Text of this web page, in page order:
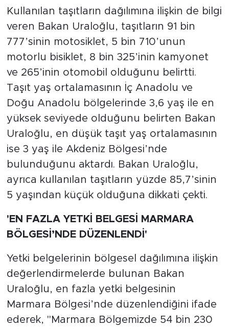
Kullanılan taşıtların dağılımına ilişkin de bilgi
veren Bakan Uraloğlu, taşıtların 91 bin
777’sinin motosiklet, 5 bin 710’unun
motorlu bisiklet, 8 bin 325’inin kamyonet
ve 265’inin otomobil olduğunu belirtti.
Taşıt yaş ortalamasının İç Anadolu ve
Doğu Anadolu bölgelerinde 3,6 yaş ile en
yüksek seviyede olduğunu belirten Bakan
Uraloğlu, en düşük taşıt yaş ortalamasının
ise 3 yaş ile Akdeniz Bölgesi’nde
bulunduğunu aktardı. Bakan Uraloğlu,
ayrıca kullanılan taşıtların yüzde 85,7’sinin
5 yaşından küçük olduğuna dikkati çekti.
'EN FAZLA YETKİ BELGESİ MARMARA
BÖLGESİ’NDE DÜZENLENDİ'
Yetki belgelerinin bölgesel dağılımına ilişkin
değerlendirmelerde bulunan Bakan
Uraloğlu, en fazla yetki belgesinin
Marmara Bölgesi’nde düzenlendiğini ifade
ederek, "Marmara Bölgemizde 54 bin 230